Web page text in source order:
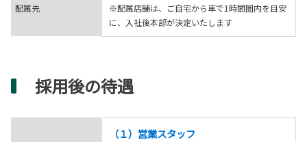
配属先
※配属店舗は、ご自宅から車で1時間圏内を目安
に、入社後本部が決定いたします
採用後の待遇
（１）営業スタッフ